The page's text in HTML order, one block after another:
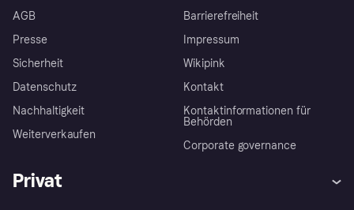
AGB
Presse
Sicherheit
Datenschutz
Nachhaltigkeit
Weiterverkaufen
Barrierefreiheit
Impressum
Wikipink
Kontakt
Kontaktinformationen für
Behörden
Corporate governance
Privat